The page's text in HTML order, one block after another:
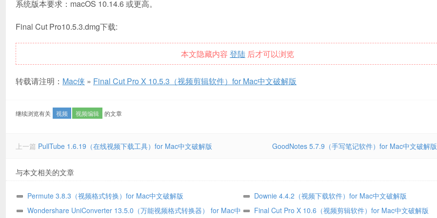
系统版本要求：macOS 10.14.6 或更高。
Final Cut Pro10.5.3.dmg下载:
本文隐藏内容 登陆 后才可以浏览
转载请注明： Mac侠 » Final Cut Pro X 10.5.3（视频剪辑软件）for Mac中文破解版
继续浏览有关 视频 视频编辑 的文章
上一篇 PullTube 1.6.19（在线视频下载工具）for Mac中文破解版 GoodNotes 5.7.9（手写笔记软件）for Mac中文破解版
与本文相关的文章
Permute 3.8.3（视频格式转换）for Mac中文破解版
Downie 4.4.2（视频下载软件）for Mac中文破解版
Wondershare UniConverter 13.5.0（万能视频格式转换器） for Mac中
Final Cut Pro X 10.6（视频剪辑软件）for Mac中文破解版